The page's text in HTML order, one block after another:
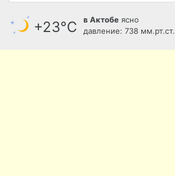
+23°С в Актобе ясно
давление: 738 мм.рт.ст.